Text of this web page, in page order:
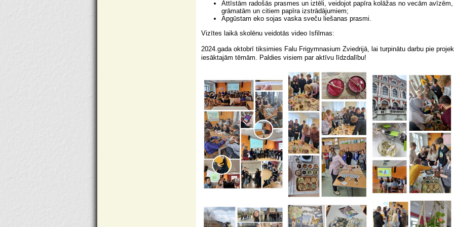
Attīstām radošās prasmes un iztēli, veidojot papīra kolāžas no vecām avīzēm,
grāmatām un citiem papīra izstrādājumiem;
Apgūstam eko sojas vaska sveču liešanas prasmi.
Vizītes laikā skolēnu veidotās video īsfilmas:
2024.gada oktobrī tiksimies Falu Frigymnasium Zviedrijā, lai turpinātu darbu pie
iesāktajām tēmām. Paldies visiem par aktīvu līdzdalību!